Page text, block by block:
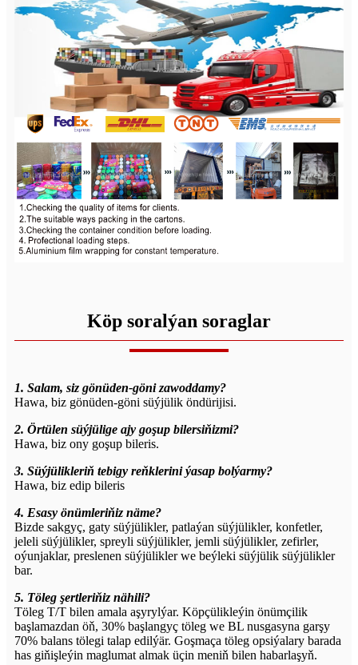
Köp soralýan soraglar
1. Salam, siz gönüden-göni zawoddamy?
Hawa, biz gönüden-göni süýjülik öndürijisi.
2. Örtülen süýjülige ajy goşup bilersiňizmi?
Hawa, biz ony goşup bileris.
3. Süýjülikleriň tebigy reňklerini ýasap bolýarmy?
Hawa, biz edip bileris
4. Esasy önümleriňiz näme?
Bizde sakgyç, gaty süýjülikler, patlaýan süýjülikler, konfetler,
jeleli süýjülikler, spreyli süýjülikler, jemli süýjülikler, zefirler,
oýunjaklar, preslenen süýjülikler we beýleki süýjülik süýjülikler
bar.
5. Töleg şertleriňiz nähili?
Töleg T/T bilen amala aşyrylýar. Köpçülikleýin önümçilik
başlamazdan öň, 30% başlangyç töleg we BL nusgasyna garşy
70% balans tölegi talap edilýär. Goşmaça töleg opsiýalary barada
has giňişleýin maglumat almak üçin meniň bilen habarlaşyň.